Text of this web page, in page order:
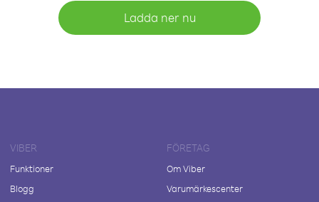
Ladda ner nu
VIBER
Funktioner
Blogg
FÖRETAG
Om Viber
Varumärkescenter